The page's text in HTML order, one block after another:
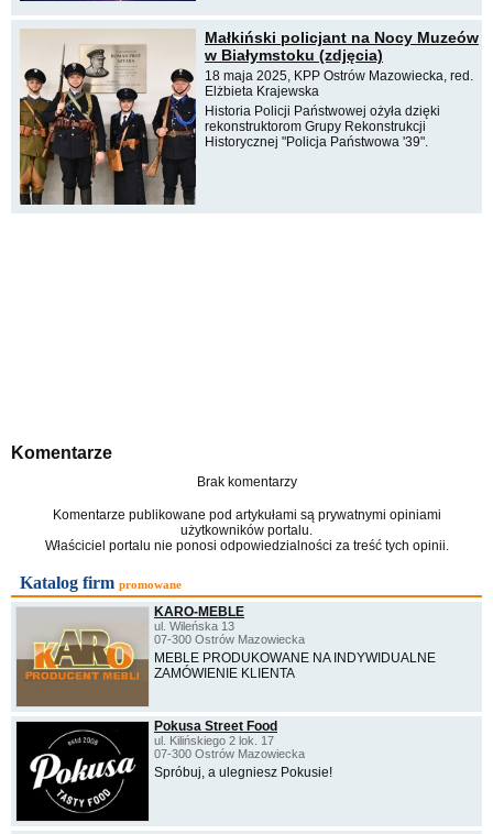
Małkiński policjant na Nocy Muzeów
w Białymstoku (zdjęcia)
18 maja 2025, KPP Ostrów Mazowiecka, red.
Elżbieta Krajewska
Historia Policji Państwowej ożyła dzięki
rekonstruktorom Grupy Rekonstrukcji
Historycznej "Policja Państwowa '39".
Komentarze
Brak komentarzy
Komentarze publikowane pod artykułami są prywatnymi opiniami
użytkowników portalu.
Właściciel portalu nie ponosi odpowiedzialności za treść tych opinii.
Katalog firm promowane
KARO-MEBLE
ul. Wileńska 13
07-300 Ostrów Mazowiecka
MEBLE PRODUKOWANE NA INDYWIDUALNE
ZAMÓWIENIE KLIENTA
Pokusa Street Food
ul. Kilińskiego 2 lok. 17
07-300 Ostrów Mazowiecka
Spróbuj, a ulegniesz Pokusie!